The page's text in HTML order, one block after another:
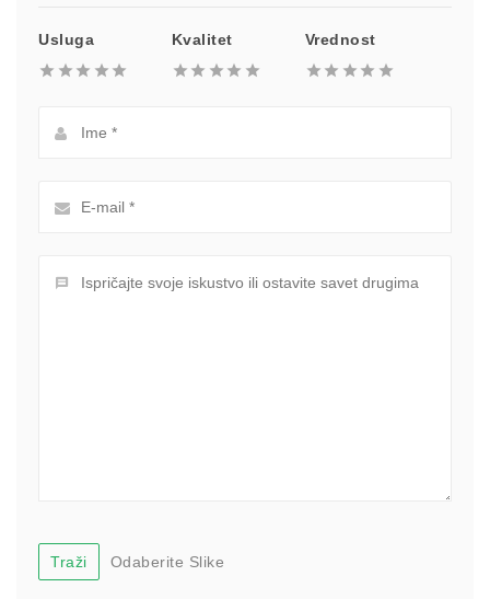
Usluga Kvalitet Vrednost
Traži Odaberite Slike